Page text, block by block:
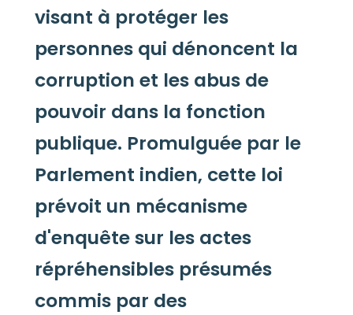
visant à protéger les
personnes qui dénoncent la
corruption et les abus de
pouvoir dans la fonction
publique. Promulguée par le
Parlement indien, cette loi
prévoit un mécanisme
d'enquête sur les actes
répréhensibles présumés
commis par des